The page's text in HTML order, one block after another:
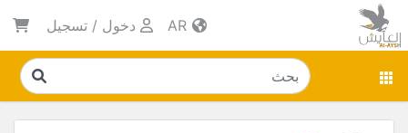
دخول / تسجيل